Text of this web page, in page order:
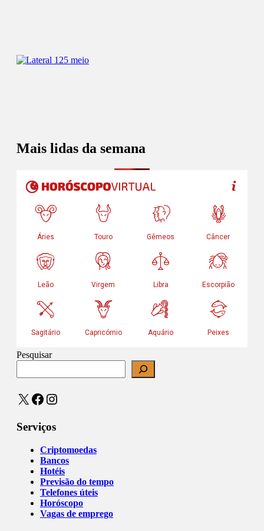
Mais lidas da semana
Pesquisar
X Facebook
Instagram
Serviços
Criptomoedas
Bancos
Hotéis
Previsão do tempo
Telefones úteis
Horóscopo
Vagas de emprego